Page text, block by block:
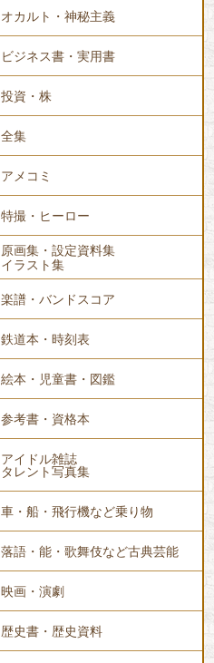
オカルト・神秘主義
ビジネス書・実用書
投資・株
全集
アメコミ
特撮・ヒーロー
原画集・設定資料集
イラスト集
楽譜・バンドスコア
鉄道本・時刻表
絵本・児童書・図鑑
参考書・資格本
アイドル雑誌
タレント写真集
車・船・飛行機など乗り物
落語・能・歌舞伎など古典芸能
映画・演劇
歴史書・歴史資料